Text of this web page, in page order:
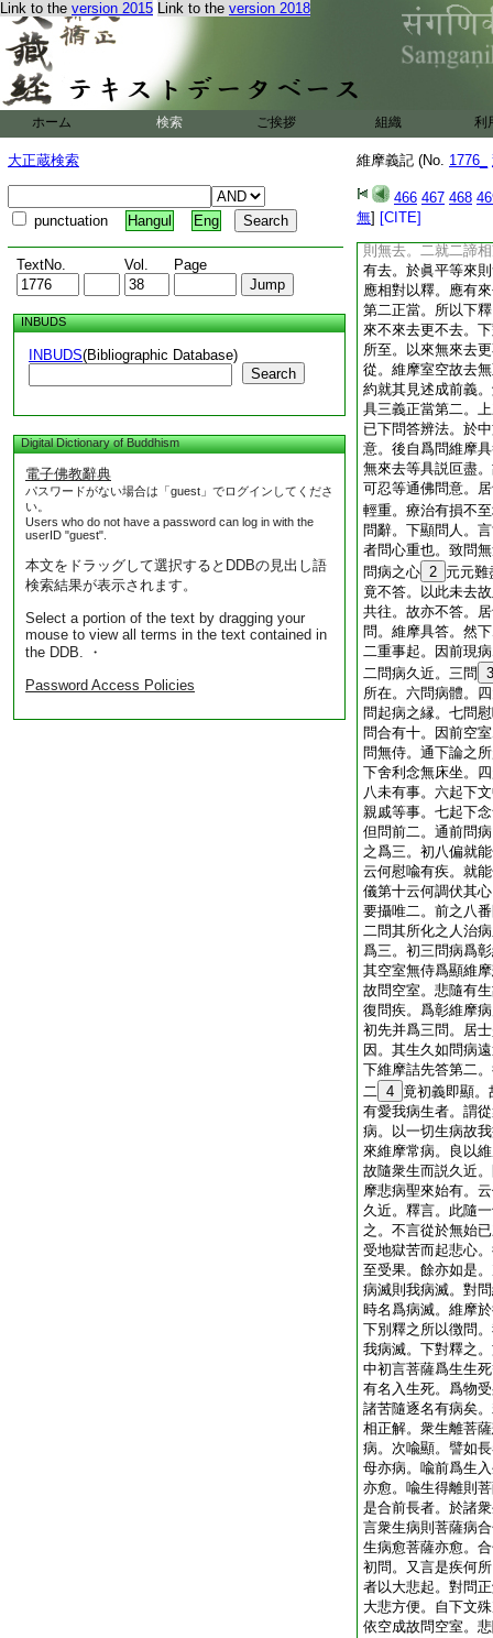
Link to the version 2015 Link to the version 2018
ホーム 検索 ご挨拶 組織 利
大正蔵検索
punctuation Hangul Eng
TextNo. Vol. Page
INBUDS
INBUDS(Bibliographic Database)
Search
Digital Dictionary of Buddhism
電子佛教辭典
パスワードがない場合は「guest」でログインしてくださ
い。
Users who do not have a password can log in with the
userID "guest".
本文をドラッグして選択するとDDBの見出し語
検索結果が表示されます。
Select a portion of the text by dragging your
mouse to view all terms in the text contained in
the DDB. ・
Password Access Policies
維摩義記 (No. 1776_
466 467 468
無] [CITE]
來。三就眞應二身
不見而見解亦有三
分無見。和合有見
無有見。假合有見
平等離相離縁名爲
矚。名之爲見。文
總述前言。若來已
成前義。據維摩室
羅會望彼文殊説之
去。以理正述汎解
相續論之有來有去
則無去。二就二諦
有去。於眞平等來
應相對以釋。應有
第二正當。所以下
來不來去更不去。
所至。以來無來去
從。維摩室空故去
約就其見述成前義
具三義正當第二。
已下問答辨法。於
意。後自爲問維摩
無來去等具説叵盡
可忍等通佛問意。
輕重。療治有損不
問辭。下顯問人。
者問心重也。致問
問病之心 2 元元難
竟不答。以此未去
共往。故亦不答。
問。維摩具答。然
二重事起。因前現
二問病久近。三問 3
所在。六問病體。
問起病之縁。七問
問合有十。因前空
問無侍。通下論之
下舍利念無床坐。
八未有事。六起下
親戚等事。七起下
但問前二。通前問
之爲三。初八偏就
云何慰喩有疾。就
儀第十云何調伏其
要攝唯二。前之八
二問其所化之人治
爲三。初三問病爲
其空室無侍爲顯維
故問空室。悲隨有
復問疾。爲彰維摩
初先并爲三問。居
因。其生久如問病
下維摩詰先答第二
二 4 竟初義即顯
有愛我病生者。謂
病。以一切生病故
來維摩常病。良以
故隨衆生而説久近
摩悲病聖來始有。
久近。釋言。此隨
之。不言從於無始
受地獄苦而起悲心
至受果。餘亦如是
病滅則我病滅。對
時名爲病滅。維摩
下別釋之所以徴問
我病滅。下對釋之
中初言菩薩爲生生
有名入生死。爲物
諸苦隨逐名有病矣
相正解。衆生離菩
病。次喩顯。譬如
母亦病。喩前爲生
亦愈。喩生得離則
是合前長者。於諸
言衆生病則菩薩病
生病愈菩薩亦愈。
初問。又言是疾何
者以大悲起。對問
大悲方便。自下文
依空成故問空室。